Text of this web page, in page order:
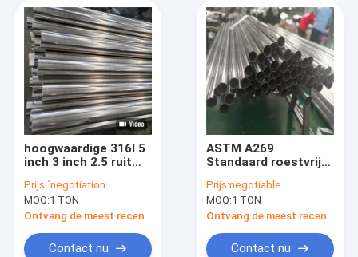
hoogwaardige 316l 5
inch 3 inch 2.5 ruit
uitlaatbuizen
Prijs:`negotiation
MOQ:1 TON
Contact nu
ASTM A269
Standaard roestvrij
buizen 35 mm OD
316l Ss Erw Pipe
Prijs:negotiable
MOQ:1 TON
Contact nu